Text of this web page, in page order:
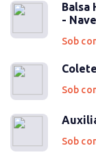
Balsa
-
Sob
Sob
Sob